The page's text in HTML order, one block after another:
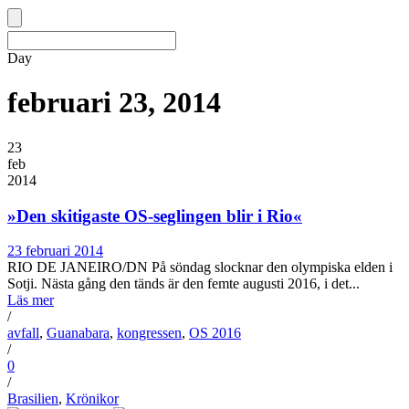
Day
februari 23, 2014
23
feb
2014
»Den skitigaste OS-seglingen blir i Rio«
23 februari 2014
RIO DE JANEIRO/DN På söndag slocknar den olympiska elden i
Sotji. Nästa gång den tänds är den femte augusti 2016, i det...
Läs mer
/
avfall, Guanabara, kongressen, OS 2016
/
0
/
Brasilien, Krönikor